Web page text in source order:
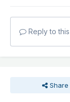
Reply to
Share